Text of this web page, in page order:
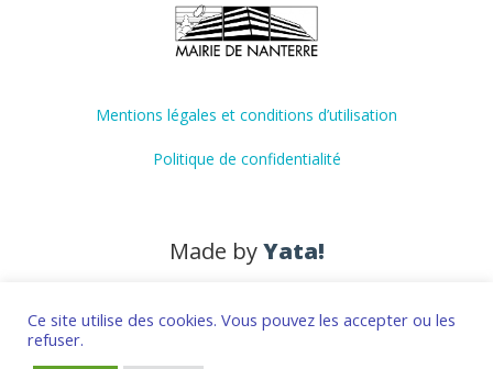
Mentions légales et conditions d’utilisation
Politique de confidentialité
Made byYata!
Ce site utilise des cookies. Vous pouvez les accepter ou les
refuser.